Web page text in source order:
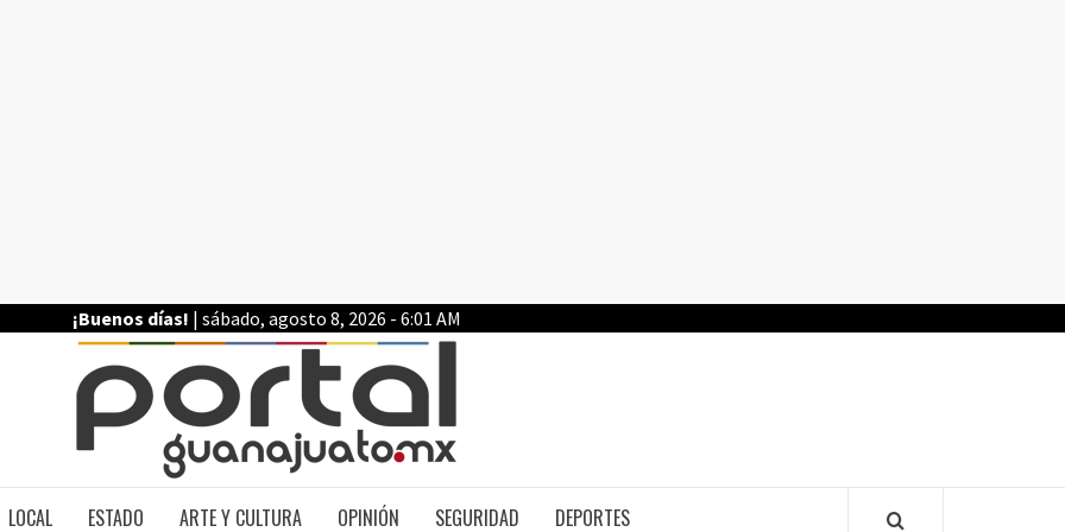
¡Buenos días! | sábado, agosto 8, 2026 - 6:01 AM
LOCAL ESTADO ARTE Y CULTURA OPINIÓN SEGURIDAD DEPORTES